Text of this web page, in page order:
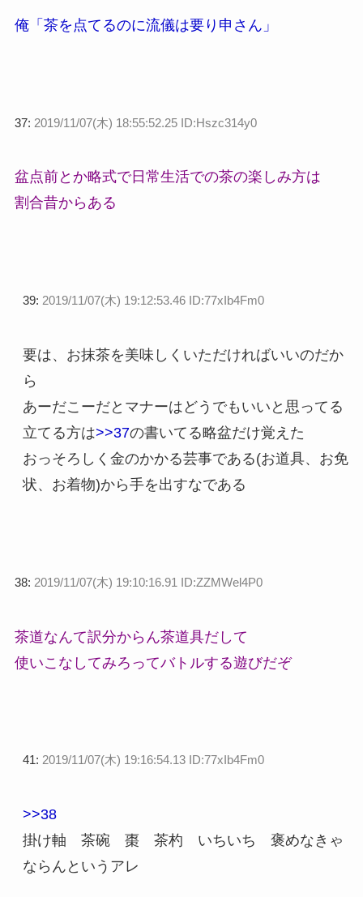
俺「茶を点てるのに流儀は要り申さん」
37: 2019/11/07(木) 18:55:52.25 ID:Hszc314y0
盆点前とか略式で日常生活での茶の楽しみ方は
割合昔からある
39: 2019/11/07(木) 19:12:53.46 ID:77xIb4Fm0
要は、お抹茶を美味しくいただければいいのだか
ら
あーだこーだとマナーはどうでもいいと思ってる
立てる方は>>37の書いてる略盆だけ覚えた
おっそろしく金のかかる芸事である(お道具、お免
状、お着物)から手を出すなである
38: 2019/11/07(木) 19:10:16.91 ID:ZZMWel4P0
茶道なんて訳分からん茶道具だして
使いこなしてみろってバトルする遊びだぞ
41: 2019/11/07(木) 19:16:54.13 ID:77xIb4Fm0
>>38
掛け軸 茶碗 棗 茶杓 いちいち 褒めなきゃ
ならんというアレ